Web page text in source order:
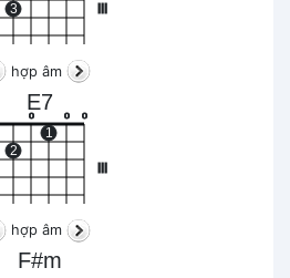
3
hợp âm
E7
2
o
1
o o
hợp âm
F#m